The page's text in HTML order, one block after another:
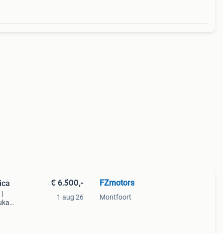
|
€ 6.500,-
1 aug 26
FZmotors
Montfoort